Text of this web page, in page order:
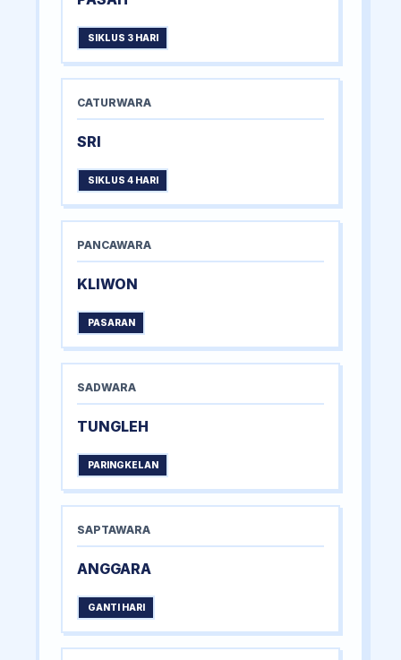
SIKLUS 3 HARI
CATURWARA
SRI
SIKLUS 4 HARI
PANCAWARA
KLIWON
PASARAN
SADWARA
TUNGLEH
PARINGKELAN
SAPTAWARA
ANGGARA
GANTI HARI